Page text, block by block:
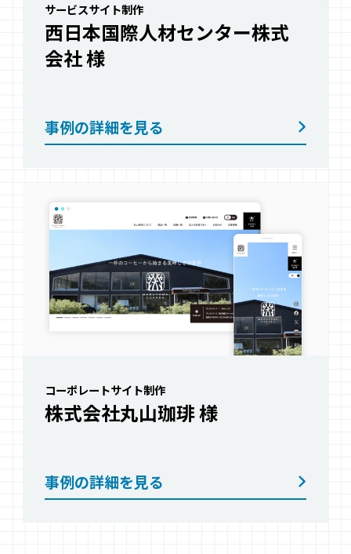
サービスサイト制作
西日本国際人材センター株式
会社様
事例の詳細を見る
コーポレートサイト制作
株式会社丸山珈琲様
事例の詳細を見る